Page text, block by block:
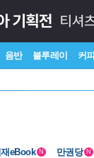
음반 블루레이 커피
재eBook N 만권당 N